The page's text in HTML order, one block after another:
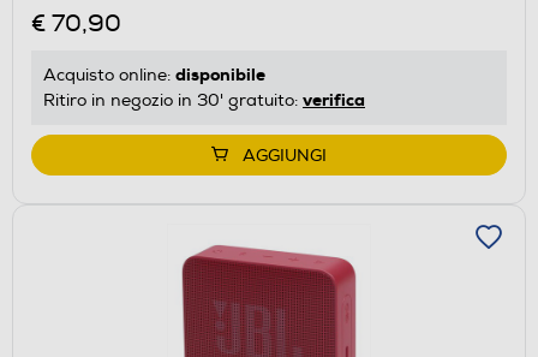
€ 70,90
Acquisto online: disponibile
Ritiro in negozio in 30' gratuito: verifica
AGGIUNGI